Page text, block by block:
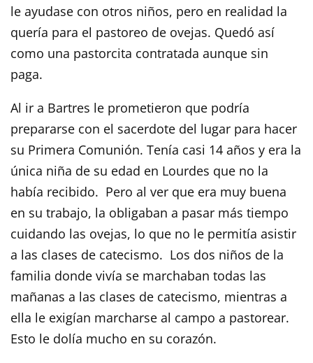
le ayudase con otros niños, pero en realidad la
quería para el pastoreo de ovejas. Quedó así
como una pastorcita contratada aunque sin
paga.
Al ir a Bartres le prometieron que podría
prepararse con el sacerdote del lugar para hacer
su Primera Comunión. Tenía casi 14 años y era la
única niña de su edad en Lourdes que no la
había recibido. Pero al ver que era muy buena
en su trabajo, la obligaban a pasar más tiempo
cuidando las ovejas, lo que no le permitía asistir
a las clases de catecismo. Los dos niños de la
familia donde vivía se marchaban todas las
mañanas a las clases de catecismo, mientras a
ella le exigían marcharse al campo a pastorear.
Esto le dolía mucho en su corazón.